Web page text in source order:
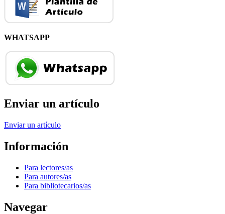
WHATSAPP
Enviar un artículo
Enviar un artículo
Información
Para lectores/as
Para autores/as
Para bibliotecarios/as
Navegar